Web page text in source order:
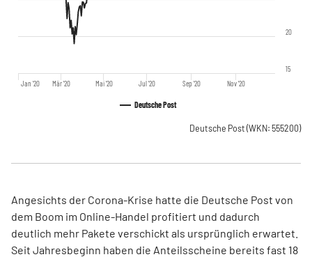
Deutsche Post
Jan '20 Mär '20 Mai '20 Jul '20 Sep '20 Nov '20
15
20
Deutsche Post (WKN: 555200)
Angesichts der Corona-Krise hatte die Deutsche Post von
dem Boom im Online-Handel profitiert und dadurch
deutlich mehr Pakete verschickt als ursprünglich erwartet.
Seit Jahresbeginn haben die Anteilsscheine bereits fast 18